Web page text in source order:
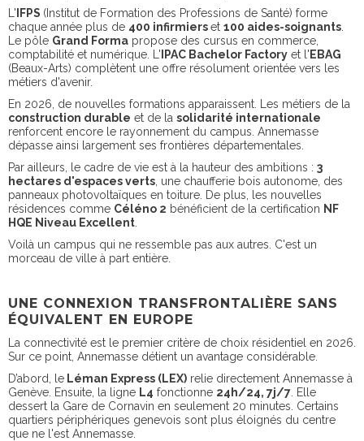
L' IFPS (Institut de Formation des Professions de Santé) forme
chaque année plus de 400 infirmierset 100 aides-soignants
Le pôle Grand Forma propose des cursus en commerce,
comptabilité et numérique. L' IPAC Bachelor Factory et l' EBAG
(Beaux-Arts) complètent une offre résolument orientée vers les
métiers d'avenir.
En 2026, de nouvelles formations apparaissent. Les métiers de la
construction durable et de la solidarité internationale
renforcent encore le rayonnement du campus. Annemasse
dépasse ainsi largement ses frontières départementales.
Par ailleurs, le cadre de vie est à la hauteur des ambitions : 3
hectares d'espaces verts , une chaufferie bois autonome, des
panneaux photovoltaïques en toiture. De plus, les nouvelles
résidences comme Céléno 2 bénéficient de la certification NF
HQE Niveau Excellent
Voilà un campus qui ne ressemble pas aux autres. C'est un
morceau de ville à part entière.
UNE CONNEXION TRANSFRONTALIÈRE SANS
ÉQUIVALENT EN EUROPE
La connectivité est le premier critère de choix résidentiel en 2026.
Sur ce point, Annemasse détient un avantage considérable.
D’abord, le Léman Express (LEX) relie directement Annemasse à
Genève. Ensuite, la ligne L4 fonctionne 24h/24, 7j/7 . Elle
dessert la Gare de Cornavin en seulement 20 minutes. Certains
quartiers périphériques genevois sont plus éloignés du centre
que ne l'est Annemasse.